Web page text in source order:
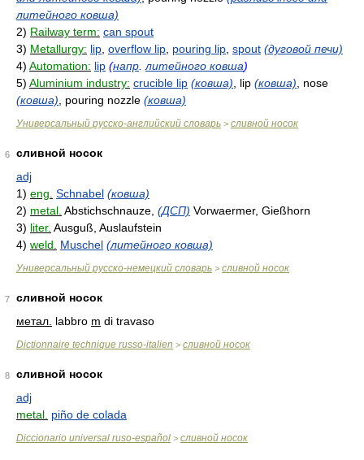
литейного ковша)
2) Railway term: can spout
3) Metallurgy: lip overflow lip pouring lip spout (дуговой печи)
4) Automation: lip (напр литейного ковша)
5) Aluminium industry: crucible lip (ковша) , lip (ковша) , nose
(ковша) , pouring nozzle (ковша)
Универсальный русско-английский словарь > сливной носок
6
сливной носок
adj
1) eng. Schnabel (ковша)
2) metal. Abstichschnauze, (ДСП) Vorwaermer, Gießhorn
3) liter. Ausguß, Auslaufstein
4) weld. Muschel (литейного ковша)
Универсальный русско-немецкий словарь > сливной носок
7
сливной носок
метал. labbro m di travaso
Dictionnaire technique russo-italien > сливной носок
8
сливной носок
adj
metal. piño de colada
Diccionario universal ruso-español > сливной носок